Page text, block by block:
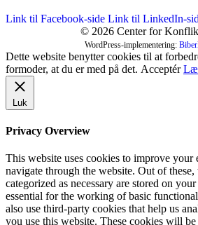
Link til Facebook-side Link til LinkedIn-
© 2026 Center for
WordPress-implementering:
Dette website benytter cookies til at
formoder, at du er med på det. Acceptér
Luk
Privacy Overview
This website uses cookies to improve
navigate through the website. Out of these,
categorized as necessary are stored on
essential for the working of basic
also use third-party cookies that help us
you use this website. These cookies will